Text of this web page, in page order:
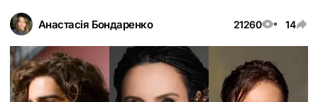
Анастасія Бондаренко 21260 14